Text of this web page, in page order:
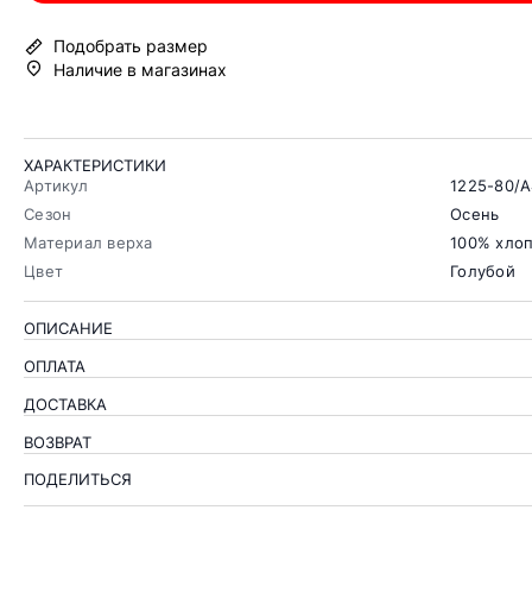
Подобрать размер
Наличие в магазинах
ХАРАКТЕРИСТИКИ
Артикул
1225-80/
Сезон
Осень
Материал верха
100%
Цвет
Голубой
ОПИСАНИЕ
ОПЛАТА
ДОСТАВКА
ВОЗВРАТ
ПОДЕЛИТЬСЯ